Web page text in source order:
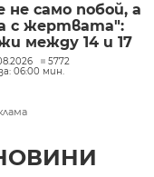
не само побой, а
с жертвата":
между 14 и 17
до смърт
5772
06:00 мин.